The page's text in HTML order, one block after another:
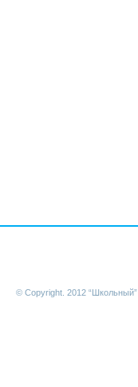
© Copyright. 2012 “Школьный”